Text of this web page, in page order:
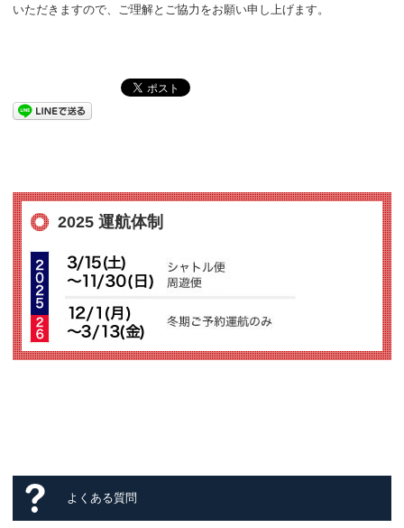
いただきますので、ご理解とご協力をお願い申し上げます。
2025 運航体制
よくある質問